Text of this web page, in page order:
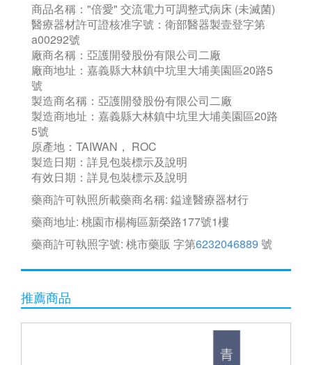
商品名稱："倍愛" 交流電力可調整式病床 (未滅菌)
醫療器材許可證核准字號：衛部醫器製壹登字第
a00292號
廠商名稱：亞護開發股份有限公司二廠
廠商地址：嘉義縣大林鎮中坑里大埔美園區20路5
號
製造商名稱：亞護開發股份有限公司二廠
製造商地址：嘉義縣大林鎮中坑里大埔美園區20路
5號
原產地：TAIWAN， ROC
製造日期：詳見包裝標示及說明
有效日期：詳見包裝標示及說明
藥商許可執照所載藥商名稱: 鎰達醫療器材行
藥商地址: 桃園市楊梅區新榮路177號1樓
藥商許可執照字號: 桃市藥販 字第6232046889 號
推薦商品